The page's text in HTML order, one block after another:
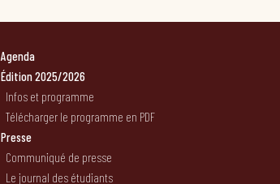
Agenda
Édition 2025/2026
Infos et programme
Télécharger le programme en PDF
Presse
Communiqué de presse
Le journal des étudiants